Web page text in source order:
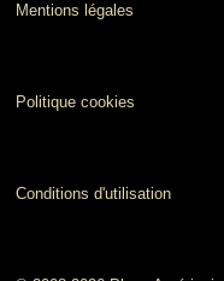
Mentions légales
Politique cookies
Conditions d'utilisation